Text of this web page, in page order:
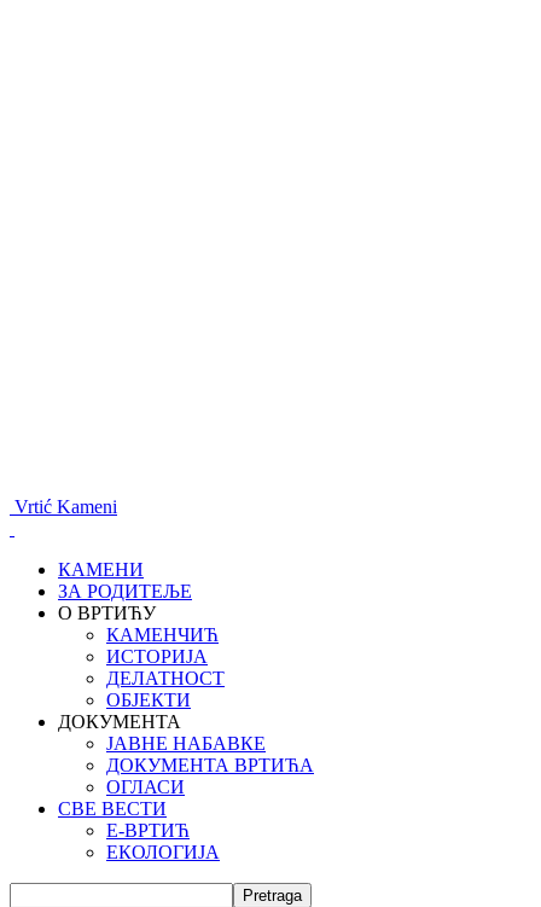
Vrtić Kameni
КАМЕНИ
ЗА РОДИТЕЉЕ
О ВРТИЋУ
КАМЕНЧИЋ
ИСТОРИЈА
ДЕЛАТНОСТ
ОБЈЕКТИ
ДОКУМЕНТА
ЈАВНЕ НАБАВКЕ
ДОКУМЕНТА ВРТИЋА
ОГЛАСИ
СВЕ ВЕСТИ
Е-ВРТИЋ
ЕКОЛОГИЈА